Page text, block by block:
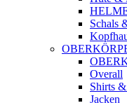
Schals
Overall
Shirts
Jacken